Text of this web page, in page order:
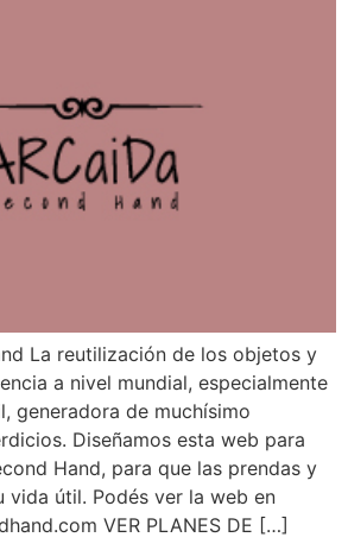
La reutilización de los objetos y
a nivel mundial, especialmente
generadora de muchísimo
Diseñamos esta web para
Hand, para que las prendas y
vida útil. Podés ver la web en
VER PLANES DE […]